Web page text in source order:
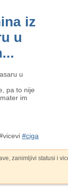
iz
u
u
pa to nije
im
#ciga
zanimljivi statusi i